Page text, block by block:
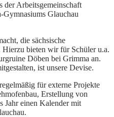
der Arbeitsgemeinschaft
Glauchau
die sächsische
Hierzu bieten wir für Schüler u.a.
Döben bei Grimma an.
ist unsere Devise.
für externe Projekte
Erstellung von
Jahr einen Kalender mit